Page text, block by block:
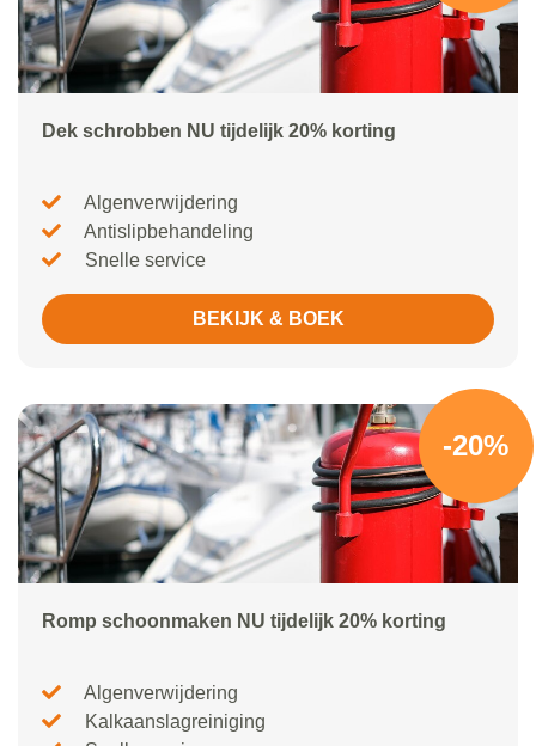
Dek schrobben NU tijdelijk 20% korting
Algenverwijdering
Antislipbehandeling
Snelle service
BEKIJK & BOEK
-20%
Romp schoonmaken NU tijdelijk 20% korting
Algenverwijdering
Kalkaanslagreiniging